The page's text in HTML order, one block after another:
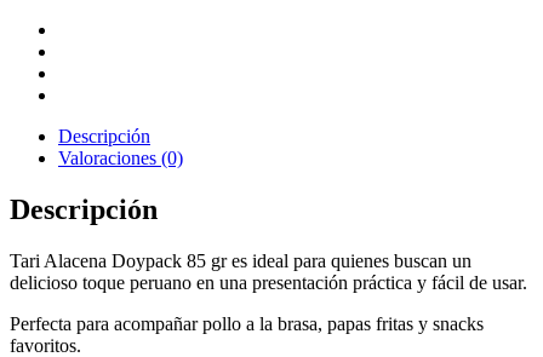
Descripción
Valoraciones (0)
Descripción
Tari Alacena Doypack 85 gr es ideal para quienes buscan un
delicioso toque peruano en una presentación práctica y fácil de usar.
Perfecta para acompañar pollo a la brasa, papas fritas y snacks
favoritos.